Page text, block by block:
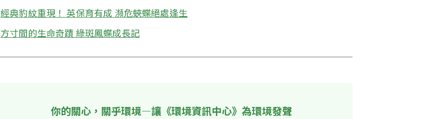
經典豹紋重現！ 英保育有成 瀕危蛺蝶絕處逢生
方寸間的生命奇蹟 綠斑鳳蝶成長記
你的關心，關乎環境—讓《環境資訊中心》為環境發聲